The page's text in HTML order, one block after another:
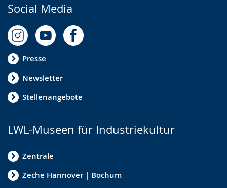
Social Media
Presse
Newsletter
Stellenangebote
LWL-Museen für Industriekultur
Zentrale
Zeche Hannover | Bochum